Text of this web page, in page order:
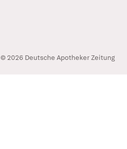
© 2026 Deutsche Apotheker Zeitung